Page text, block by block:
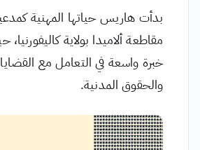
بدأت هاريس حياتها المهنية
مقاطعة ألاميدا بولاية
خبرة واسعة في التعامل مع القضايا
والحقوق المدنية.